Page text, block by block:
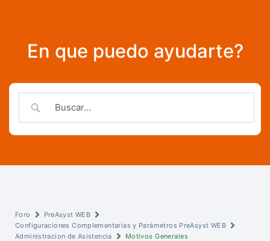
En que puedo ayudarte?
Foro
PreAsyst WEB
Configuraciones Complementarias y Parámetros PreAsyst WEB
Administracion de Asistencia
Motivos Generales